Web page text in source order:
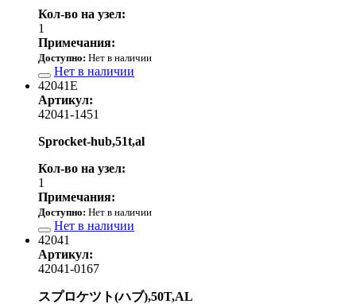
Кол-во на узел:
1
Примечания:
Доступно: Нет в наличии
Нет в наличии
42041E
Артикул:
42041-1451
Sprocket-hub,51t,al
Кол-во на узел:
1
Примечания:
Доступно: Нет в наличии
Нет в наличии
42041
Артикул:
42041-0167
スプロケツト(ハブ),50T,AL